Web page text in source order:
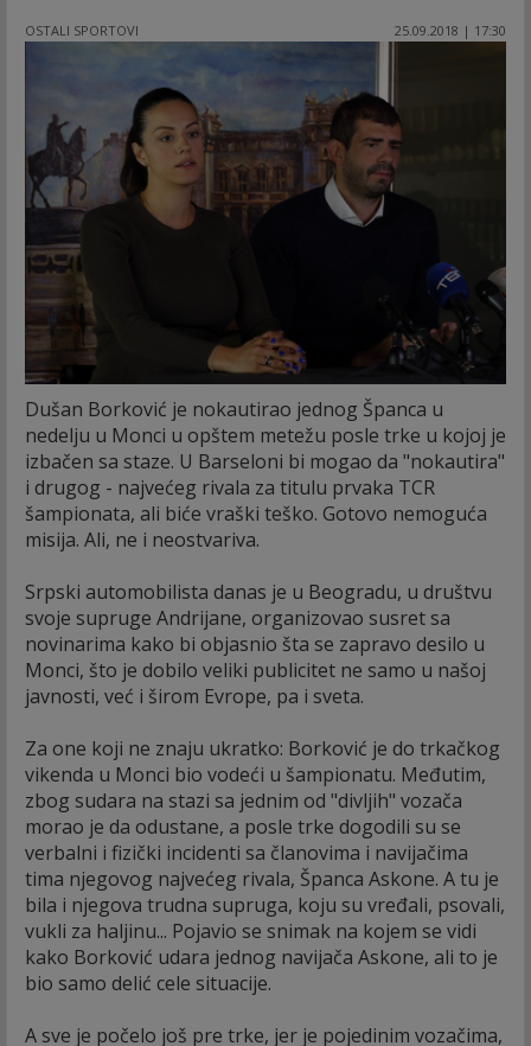
OSTALI SPORTOVI 25.09.2018 | 17:30
Dušan Borković je nokautirao jednog Španca u
nedelju u Monci u opštem metežu posle trke u kojoj je
izbačen sa staze. U Barseloni bi mogao da "nokautira"
i drugog - najvećeg rivala za titulu prvaka TCR
šampionata, ali biće vraški teško. Gotovo nemoguća
misija. Ali, ne i neostvariva.
Srpski automobilista danas je u Beogradu, u društvu
svoje supruge Andrijane, organizovao susret sa
novinarima kako bi objasnio šta se zapravo desilo u
Monci, što je dobilo veliki publicitet ne samo u našoj
javnosti, već i širom Evrope, pa i sveta.
Za one koji ne znaju ukratko: Borković je do trkačkog
vikenda u Monci bio vodeći u šampionatu. Međutim,
zbog sudara na stazi sa jednim od "divljih" vozača
morao je da odustane, a posle trke dogodili su se
verbalni i fizički incidenti sa članovima i navijačima
tima njegovog najvećeg rivala, Španca Askone. A tu je
bila i njegova trudna supruga, koju su vređali, psovali,
vukli za haljinu... Pojavio se snimak na kojem se vidi
kako Borković udara jednog navijača Askone, ali to je
bio samo delić cele situacije.
A sve je počelo još pre trke, jer je pojedinim vozačima,